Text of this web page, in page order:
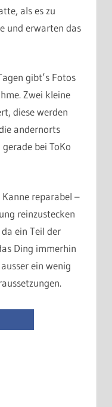
als es zu
und erwarten das
gibt’s Fotos
Zwei kleine
diese werden
andernorts
bei ToKo
reparabel –
reinzustecken
ein Teil der
Ding immerhin
ein wenig